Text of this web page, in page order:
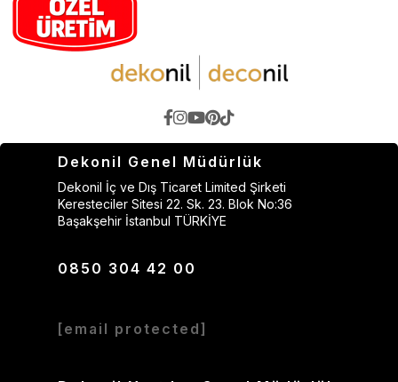
Dekonil Genel Müdürlük
Dekonil İç ve Dış Ticaret Limited Şirketi
Keresteciler Sitesi 22. Sk. 23. Blok No:36
Başakşehir İstanbul TÜRKİYE
0850 304 42 00
[email protected]